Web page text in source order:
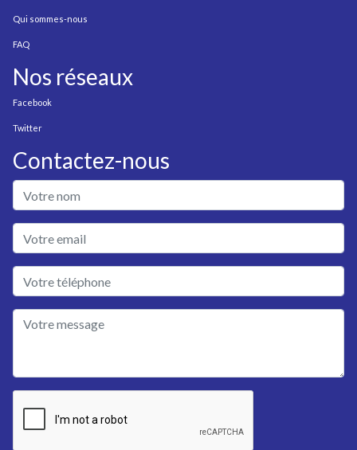
Qui sommes-nous
FAQ
Nos réseaux
Facebook
Twitter
Contactez-nous